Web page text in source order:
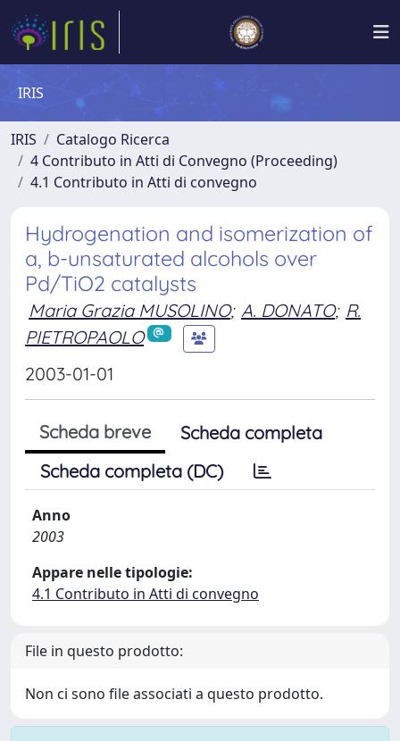
IRIS
IRIS
Catalogo Ricerca
4 Contributo in Atti di Convegno (Proceeding)
4.1 Contributo in Atti di convegno
Hydrogenation and isomerization of
a, b-unsaturated alcohols over
Pd/TiO2 catalysts
Maria Grazia MUSOLINO; A. DONATO; R.
PIETROPAOLO
2003-01-01
Scheda breve
Scheda completa
Scheda completa (DC)
Anno
2003
Appare nelle tipologie:
4.1 Contributo in Atti di convegno
File in questo prodotto:
Non ci sono file associati a questo prodotto.